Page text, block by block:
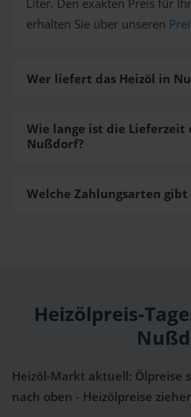
erhalten Sie über unseren
Wer liefert das Heizöl in
Wie lange ist die Lieferzeit
Nußdorf?
Welche Zahlungsarten gibt
Heizölpreis-
Heizöl-Markt aktuell: Ölpreise
nach oben - Heizölpreise